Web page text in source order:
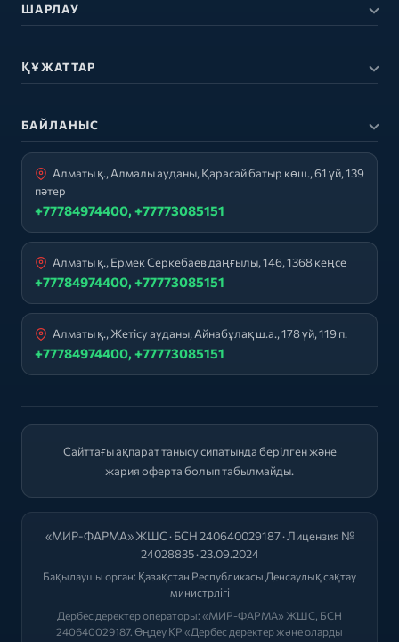
ШАРЛАУ
ҚҰЖАТТАР
БАЙЛАНЫС
Алматы қ., Алмалы ауданы, Қарасай батыр көш., 61 үй, 139
пәтер
+77784974400, +77773085151
Алматы қ., Ермек Серкебаев даңғылы, 146, 1368 кеңсе
+77784974400, +77773085151
Алматы қ., Жетісу ауданы, Айнабұлақ ш.а., 178 үй, 119 п.
+77784974400, +77773085151
Сайттағы ақпарат танысу сипатында берілген және
жария оферта болып табылмайды.
«МИР-ФАРМА» ЖШС · БСН 240640029187 · Лицензия №
24028835 · 23.09.2024
Бақылаушы орган: Қазақстан Республикасы Денсаулық сақтау
министрлігі
Дербес деректер операторы: «МИР-ФАРМА» ЖШС, БСН
240640029187. Өңдеу ҚР «Дербес деректер және оларды